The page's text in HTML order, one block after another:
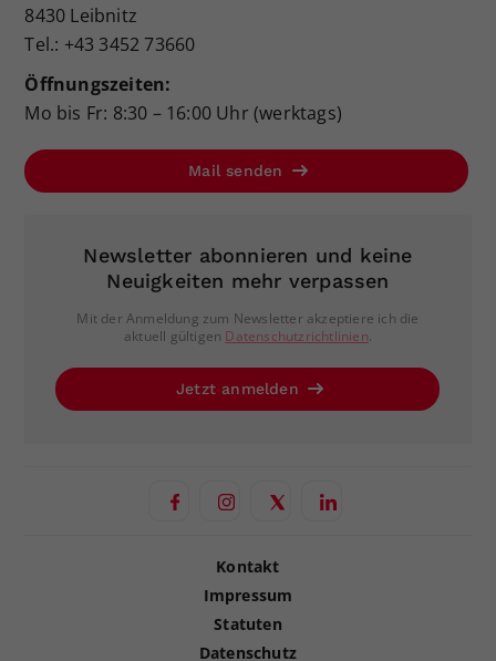
8430 Leibnitz
Tel.: +43 3452 73660
Öffnungszeiten:
Mo bis Fr: 8:30 – 16:00 Uhr (werktags)
Mail senden
Newsletter abonnieren und keine
Neuigkeiten mehr verpassen
Mit der Anmeldung zum Newsletter akzeptiere ich die
aktuell gültigen Datenschutzrichtlinien.
Jetzt anmelden
Kontakt
Impressum
Statuten
Datenschutz